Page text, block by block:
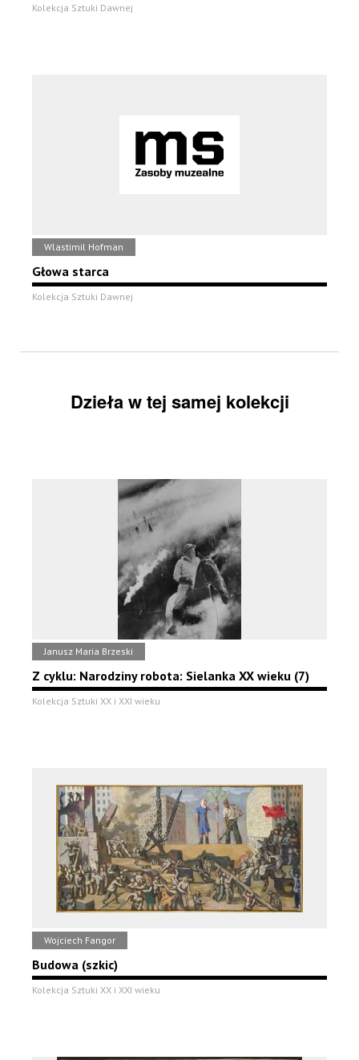
Kolekcja Sztuki Dawnej
Wlastimil Hofman
Głowa starca
Kolekcja Sztuki Dawnej
Dzieła w tej samej kolekcji
Janusz Maria Brzeski
Z cyklu: Narodziny robota: Sielanka XX wieku (7)
Kolekcja Sztuki XX i XXI wieku
Wojciech Fangor
Budowa (szkic)
Kolekcja Sztuki XX i XXI wieku